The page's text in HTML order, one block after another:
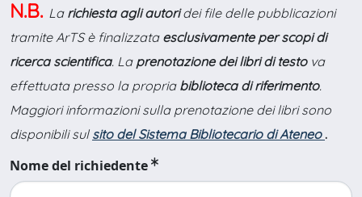
N.B. La richiesta agli autoridei file delle pubblicazioni
tramite ArTS è finalizzata esclusivamente per scopi di
ricerca scientifica. La prenotazione dei libri di testova
effettuata presso la propria biblioteca di riferimento.
Maggiori informazioni sulla prenotazione dei libri sono
disponibili sul sito del Sistema Bibliotecario di Ateneo .
Nome del richiedente